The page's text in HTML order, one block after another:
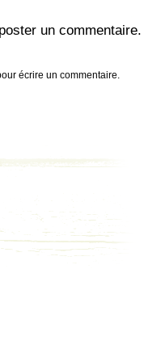
un commentaire.
écrire un commentaire.